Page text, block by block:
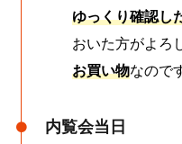
ゆっくり確認し
おいた方がよろ
お買い物なので
内覧会当日